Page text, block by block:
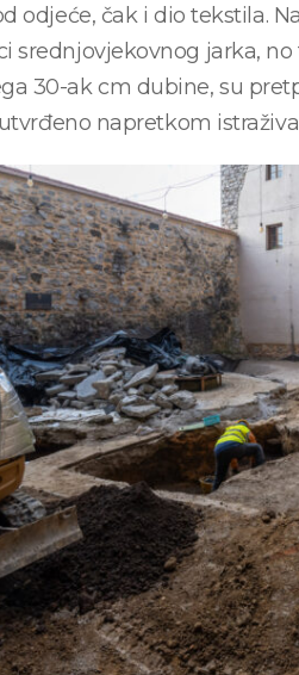
odjeće, čak i dio tekstila.
srednjovjekovnog jarka,
30-ak cm dubine, su
napretkom